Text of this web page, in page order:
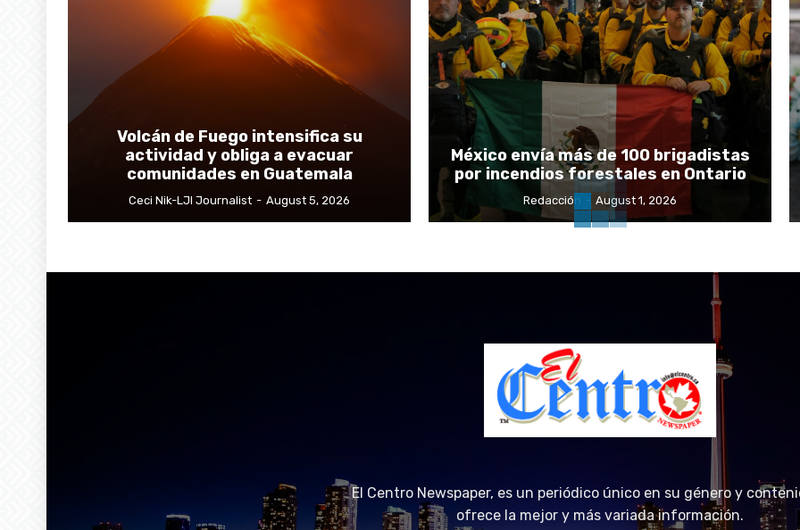
Volcán de Fuego intensifica su
actividad y obliga a evacuar
comunidades en Guatemala
Ceci Nik-LJI Journalist - August 5, 2026
México envía más de 100 brigadistas
por incendios forestales en Ontario
Redacción August 1, 2026
El Centro Newspaper, es un periódico único en su género y
ofrece la mejor y más variada información.